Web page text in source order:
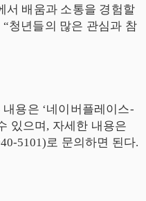
서 배움과 소통을 경험할
“청년들의 많은 관심과 참
내용은 ‘네이버플레이스-
있으며 , 자세한 내용은
5101)로 문의하면 된다.